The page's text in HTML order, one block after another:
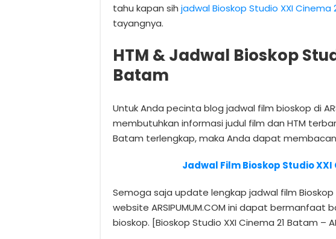
tahu kapan sih jadwal Bioskop Studio XXI Cinema
tayangnya.
HTM & Jadwal Bioskop
Batam
Untuk Anda pecinta blog jadwal film bioskop di
membutuhkan informasi judul film dan HTM
Batam terlengkap, maka Anda dapat
Jadwal Film Bioskop Studio XXI
Semoga saja update lengkap jadwal film Bioskop
website ARSIPUMUM.COM ini dapat bermanfaat
bioskop. [Bioskop Studio XXI Cinema 21 Batam –